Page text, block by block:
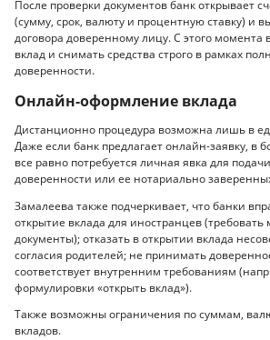
После проверки документов банк открывает
(сумму, срок, валюту и процентную ставку) и
договора доверенному лицу. С этого
вклад и снимать средства строго в рамках
доверенности.
Онлайн-оформление вклада
Дистанционно процедура возможна лишь в
Даже если банк предлагает онлайн-заявку, в
все равно потребуется личная явка для
доверенности или ее нотариально
Замалеева также подчеркивает, что банки
открытие вклада для иностранцев
документы); отказать в открытии вклада
согласия родителей; не принимать
соответствует внутренним требованиям
формулировки «открыть вклад»).
Также возможны ограничения по суммам,
вкладов.